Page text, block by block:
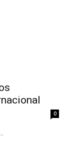
0